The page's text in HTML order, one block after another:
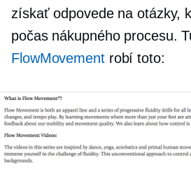
získať odpovede na otázky,
počas nákupného procesu.
FlowMovementrobí toto: